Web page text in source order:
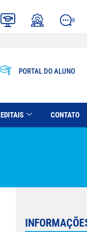
PORTAL DO ALUNO
EDITAIS CONTATO